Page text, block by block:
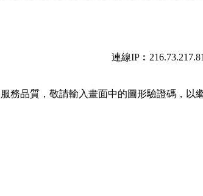
連線
務品質，敬請輸入畫面中的圖形驗證碼，以